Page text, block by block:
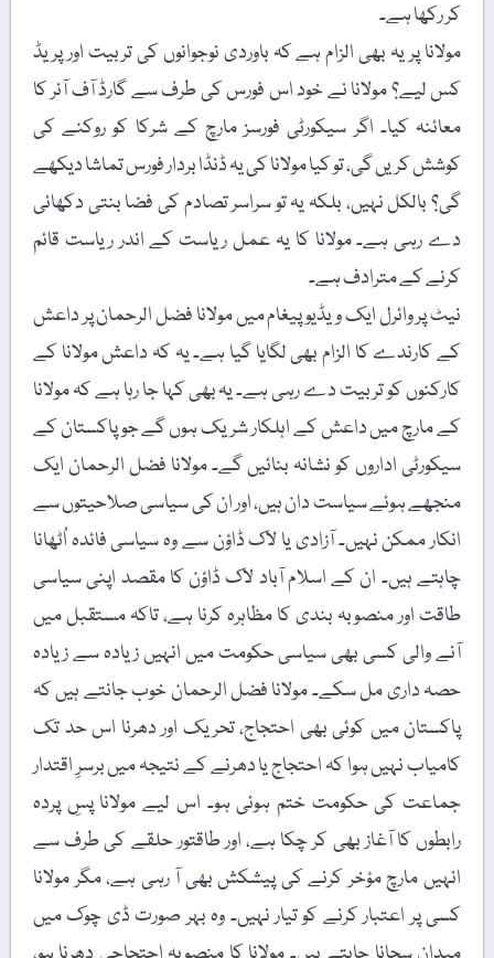
کر رکھا ہے۔
مولانا پر یہ بھی الزام ہے کہ باوردی نوجوانوں کی تربیت اور پریڈ
کس لیے؟ مولانا نے خود اس فورس کی طرف سے گارڈ آف آنر کا
معائنہ کیا۔ اگر سیکورٹی فورسز مارچ کے شرکا کو روکنے کی
کوشش کریں گی، تو کیا مولانا کی یہ ڈنڈا بردار فورس تماشا دیکھے
گی؟ بالکل نہیں، بلکہ یہ تو سراسر تصادم کی فضا بنتی دکھائی
دے رہی ہے۔ مولانا کا یہ عمل ریاست کے اندر ریاست قائم
کرنے کے مترادف ہے۔
نیٹ پر وائرل ایک ویڈیو پیغام میں مولانا فضل الرحمان پر داعش
کے کارندے کا الزام بھی لگایا گیا ہے۔ یہ کہ داعش مولانا کے
کارکنوں کو تربیت دے رہی ہے۔ یہ بھی کہا جا رہا ہے کہ مولانا
کے مارچ میں داعش کے اہلکار شریک ہوں گے جو پاکستان کے
سیکورٹی اداروں کو نشانہ بنائیں گے۔ مولانا فضل الرحمان ایک
منجھے ہوئے سیاست دان ہیں، اور ان کی سیاسی صلاحیتوں سے
انکار ممکن نہیں۔ آزادی یا لاک ڈاؤن سے وہ سیاسی فائدہ اُٹھانا
چاہتے ہیں۔ ان کے اسلام آباد لاک ڈاؤن کا مقصد اپنی سیاسی
طاقت اور منصوبہ بندی کا مظاہرہ کرنا ہے، تاکہ مستقبل میں
آنے والی کسی بھی سیاسی حکومت میں انہیں زیادہ سے زیادہ
حصہ داری مل سکے۔ مولانا فضل الرحمان خوب جانتے ہیں کہ
پاکستان میں کوئی بھی احتجاج، تحریک اور دھرنا اس حد تک
کامیاب نہیں ہوا کہ احتجاج یا دھرنے کے نتیجہ میں برسرِ اقتدار
جماعت کی حکومت ختم ہوئی ہو۔ اس لیے مولانا پسِ پردہ
رابطوں کا آغاز بھی کر چکا ہے، اور طاقتور حلقے کی طرف سے
انہیں مارچ مؤخر کرنے کی پیشکش بھی آ رہی ہے، مگر مولانا
کسی پر اعتبار کرنے کو تیار نہیں۔ وہ بہر صورت ڈی چوک میں